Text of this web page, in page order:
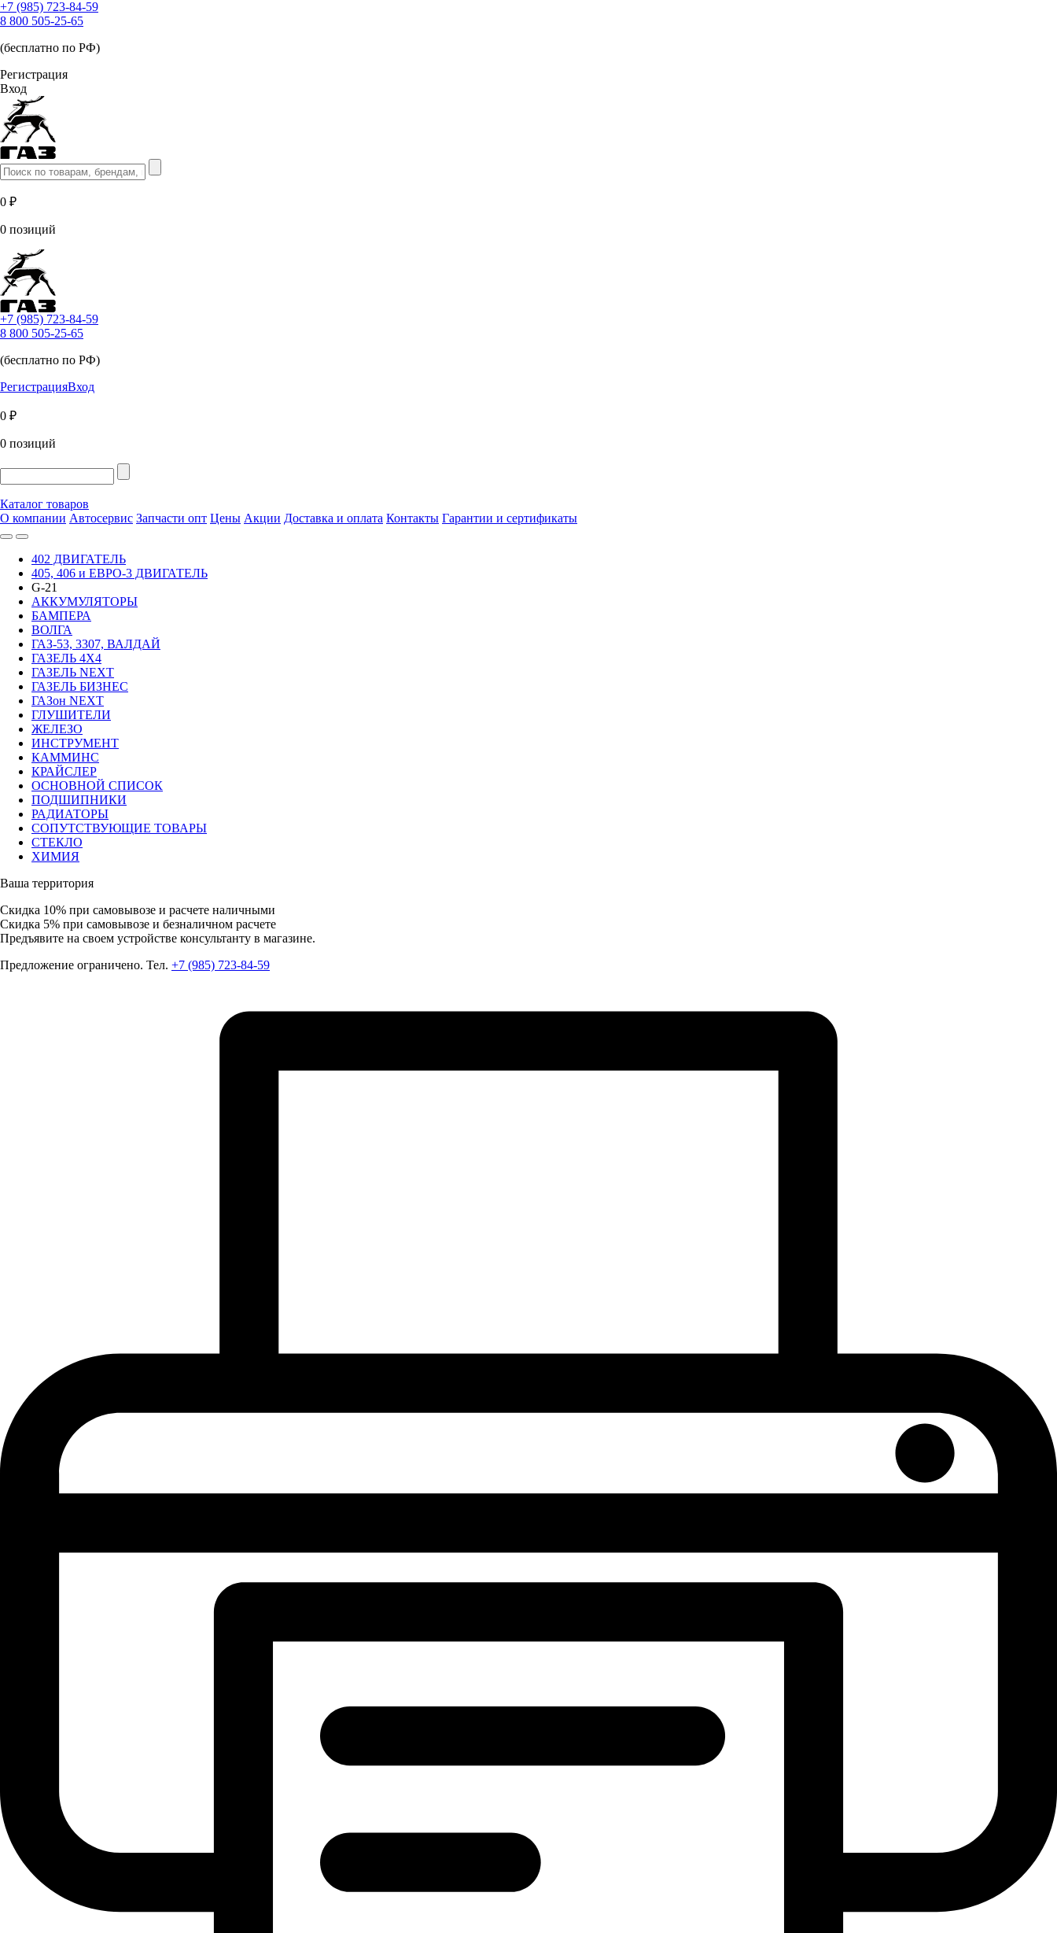
+7 (985) 723-84-59
8 800 505-25-65
(бесплатно по РФ)
Регистрация
Вход
0 ₽
0 позиций
+7 (985) 723-84-59
8 800 505-25-65
(бесплатно по РФ)
РегистрацияВход
0 ₽
0 позиций
Каталог товаров
О компании Автосервис Запчасти опт Цены Акции Доставка и оплата Контакты Гарантии и сертификаты
402 ДВИГАТЕЛЬ
405, 406 и ЕВРО-3 ДВИГАТЕЛЬ
G-21
АККУМУЛЯТОРЫ
БАМПЕРА
ВОЛГА
ГАЗ-53, 3307, ВАЛДАЙ
ГАЗЕЛЬ 4Х4
ГАЗЕЛЬ NEXT
ГАЗЕЛЬ БИЗНЕС
ГАЗон NEXT
ГЛУШИТЕЛИ
ЖЕЛЕЗО
ИНСТРУМЕНТ
КАММИНС
КРАЙСЛЕР
ОСНОВНОЙ СПИСОК
ПОДШИПНИКИ
РАДИАТОРЫ
СОПУТСТВУЮЩИЕ ТОВАРЫ
СТЕКЛО
ХИМИЯ
Ваша территория
Скидка 10% при самовывозе и расчете наличными
Скидка 5% при самовывозе и безналичном расчете
Предъявите на своем устройстве консультанту в магазине.
Предложение ограничено. Тел. +7 (985) 723-84-59